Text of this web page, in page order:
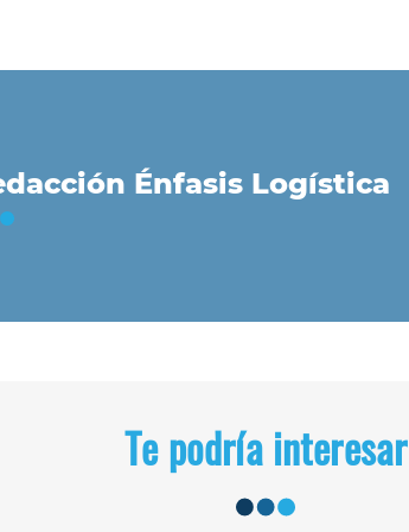
Énfasis Logística
Te podría interesar